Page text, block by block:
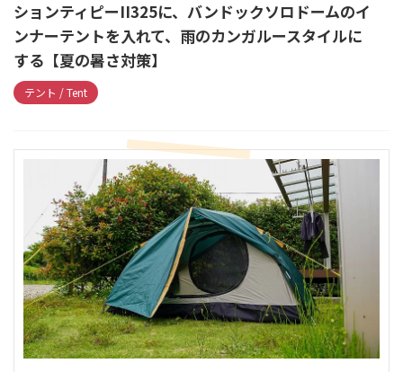
ションティピーII325に、バンドックソロドームのイ
ンナーテントを入れて、雨のカンガルースタイルに
する【夏の暑さ対策】
テント / Tent